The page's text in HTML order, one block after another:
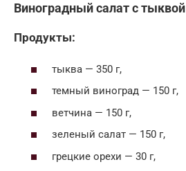
Виноградный салат с тыквой
Продукты:
тыква — 350 г,
темный виноград — 150 г,
ветчина — 150 г,
зеленый салат — 150 г,
грецкие орехи — 30 г,